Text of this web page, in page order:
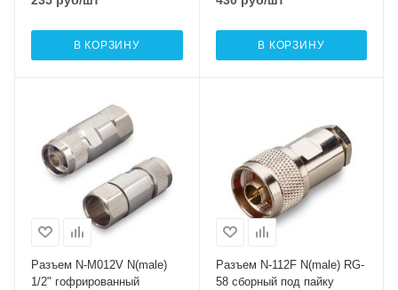
В КОРЗИНУ В КОРЗИНУ
Разъем N-M012V N(male)
1/2" гофрированный
Разъем N-112F N(male) RG-
58 сборный под пайку